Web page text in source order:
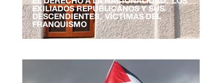
EXILIADOS REPUBLICANOS Y SUS
DESCENDIENTES, VÍCTIMAS DEL
FRANQUISMO